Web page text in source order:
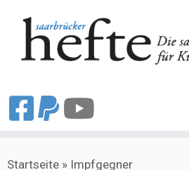
Inhalt
Startseite » Impfgegner